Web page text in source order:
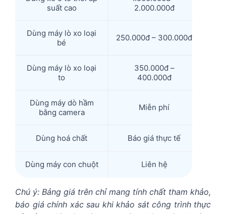
suất cao
2.000.000đ
Dùng máy lò xo loại
bé
250.000đ – 300.000đ
Dùng máy lò xo loại
to
350.000đ –
400.000đ
Dùng máy dò hầm
bằng camera
Miễn phí
Dùng hoá chất Báo giá thực tế
Dùng máy con chuột Liên hệ
Chú ý: Bảng giá trên chỉ mang tính chất tham khảo,
báo giá chính xác sau khi khảo sát công trình thực